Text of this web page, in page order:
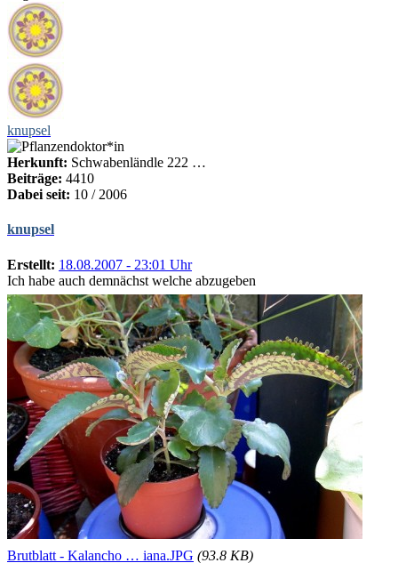
knupsel
Herkunft: Schwabenländle 222 …
Beiträge: 4410
Dabei seit: 10 / 2006
knupsel
Erstellt: 18.08.2007 - 23:01 Uhr
Ich habe auch demnächst welche abzugeben
Brutblatt - Kalancho … iana.JPG (93.8 KB)